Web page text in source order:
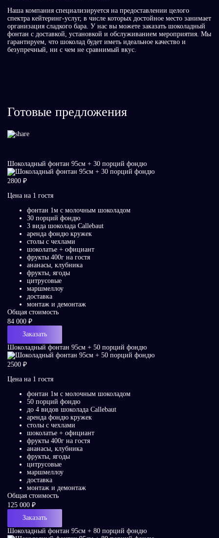
Наша компания специализируется на предоставлении целого
спектра кейтеринг-услуг, в числе которых достойное место занимает
организация сладкого бара. У нас вы можете заказать шоколадный
фонтан с доставкой, установкой и обслуживанием мероприятия. Мы
гарантируем, что шоколад будет иметь идеальное качество и
безупречный, ни с чем не сравнимый вкус.
Готовые предложения
Шоколадный фонтан 95см + 30 порций фондю
2800 ₽
Цена на 1 гостя
фонтан 1м с молочным шоколадом
30 порций фондю
3 вида шоколада Callebaut
аренда фондю кружек
столы с чехлами
шоколатье + официант
фрукты 400г на гостя
ананасы, клубника
фрукты, ягоды
цитрусовые
маршмеллоу
доставка
монтаж и демонтаж
Общая стоимость
84 000 ₽
Заказать
Шоколадный фонтан 95см + 50 порций фондю
2500 ₽
Цена на 1 гостя
фонтан 1м с молочным шоколадом
50 порций фондю
до 4 видов шоколада Callebaut
аренда фондю кружек
столы с чехлами
шоколатье + официант
фрукты 400г на гостя
ананасы, клубника
фрукты, ягоды
цитрусовые
маршмеллоу
доставка
монтаж и демонтаж
Общая стоимость
125 000 ₽
Заказать
Шоколадный фонтан 95см + 80 порций фондю